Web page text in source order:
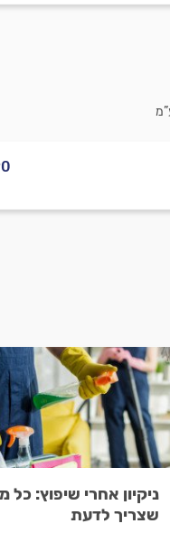
ניקיון אחרי שיפוץ: כל
שצריך לדעת